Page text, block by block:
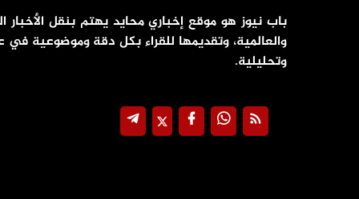
باب نيوز هو موقع إخباري محايد يهتم بنقل الأخبار
والعالمية، وتقديمها للقراء بكل دقة وموضوعية في
وتحليلية.